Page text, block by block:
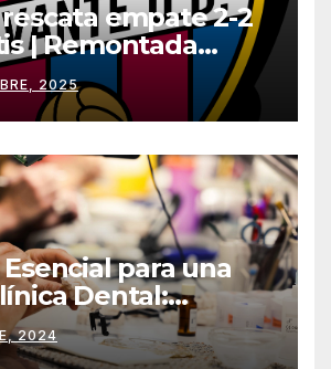
empate 2-2
| Remontada
2025
para una
Dental:
y Equipos
2024